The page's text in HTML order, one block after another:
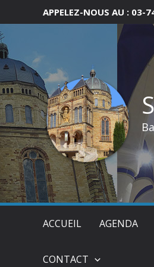
au
contenu
APPELEZ-NOUS AU :
ACCUEIL AGENDA
CONTACT